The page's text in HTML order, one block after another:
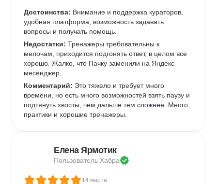
Достоинства: Внимание и поддержка кураторов,
удобная платформа, возможность задавать
вопросы и получать помощь.
Недостатки: Тренажеры требовательны к
мелочам, приходится подгонять ответ, в целом все
хорошо. Жалко, что Пачку заменили на Яндекс
месенджер.
Комментарий: Это тяжело и требует много
времени, но есть много возможностей взять паузу и
подтянуть хвосты, чем дальше тем сложнее. Много
практики и хорошие тренажеры.
Елена Ярмотик
Пользователь Хабра
14 марта